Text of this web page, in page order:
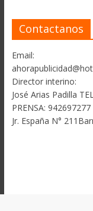
Contactanos
Email:
Director interino:
José Arias Padilla
PRENSA:
Jr. España N°